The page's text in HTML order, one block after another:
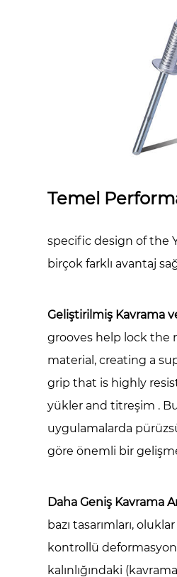
Temel
specific design of the
birçok farklı avantaj
Geliştirilmiş Kavrama
grooves help lock the
material, creating a
grip that is highly
yükler andtitreşim .
uygulamalarda
göre önemli bir
Daha Geniş Kavrama
bazı tasarımları,
kontrollü
kalınlığındaki